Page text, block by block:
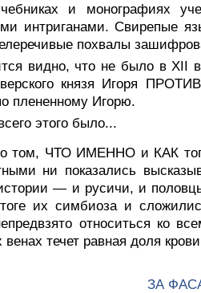
и монографиях
интриганами. Свирепые
похвалы
видно, что не было в XII
князя Игоря
плененному Игорю.
этого было...
том, ЧТО ИМЕННО и КАК
ни показались
— и русичи, и
их симбиоза и
относиться ко
венах течет равная доля
ЗА